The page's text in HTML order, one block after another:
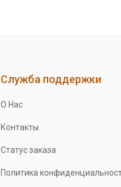
Служба поддержки
О Нас
Контакты
Статус заказа
Политика